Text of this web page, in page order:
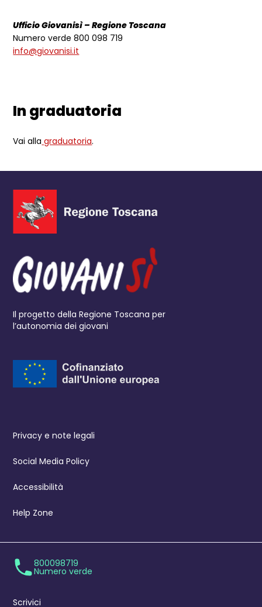
Ufficio Giovanisì – Regione Toscana
Numero verde 800 098 719
info@giovanisi.it
In graduatoria
Vai alla graduatoria.
Il progetto della Regione Toscana per
l’autonomia dei giovani
Privacy e note legali
Social Media Policy
Accessibilità
Help Zone
800098719
Numero verde
Scrivici